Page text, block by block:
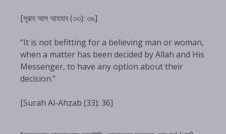
[সূরাহ আল আহযাব (৩৩): ৩৬]
“It is not befitting for a believing man or woman,
when a matter has been decided by Allah and His
Messenger, to have any option about their
decision.”
[Surah Al-Ahzab (33): 36]